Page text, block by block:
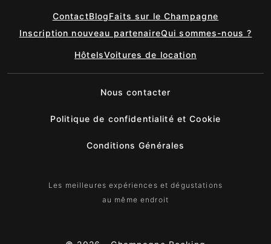
ContactBlogFaits sur le Champagne
Inscription nouveau partenaireQui sommes-nous ?
HôtelsVoitures de location
Nous contacter
Politique de confidentialité et Cookie
Conditions Générales
Les meilleures expériences et dégustations
au même endroit